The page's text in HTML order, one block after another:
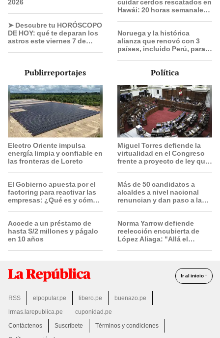
2026
➤ Descubre tu HORÓSCOPO
DE HOY: qué te deparan los
astros este viernes 7 de
cuidar cerdos rescatados en
Hawái: 20 horas semanales,
Noruega y la histórica
alianza que renovó con 3
países, incluido Perú, para
Publirreportajes
Electro Oriente impulsa
energía limpia y confiable en
las fronteras de Loreto
El Gobierno apuesta por el
factoring para reactivar las
empresas: ¿Qué es y cómo
Accede a un préstamo de
hasta S/2 millones y págalo
en 10 años
Política
Miguel Torres defiende la
virtualidad en el Congreso
frente a proyecto de ley que
Más de 50 candidatos a
alcaldes a nivel nacional
renuncian y dan paso a la
Norma Yarrow defiende
reelección encubierta de
López Aliaga: "Allá el
Ir al inicio ↑
RSS elpopular.pe libero.pe
buenazo.pe
lrmas.larepublica.pe
cuponidad.pe
Contáctenos
Suscríbete
Términos y condiciones